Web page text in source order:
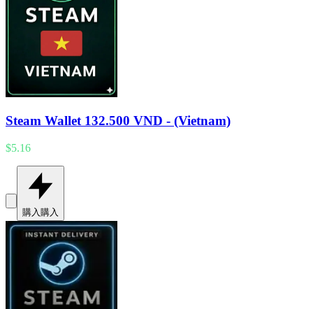
Steam Wallet 132.500 VND - (Vietnam)
$5.16
購入 購入